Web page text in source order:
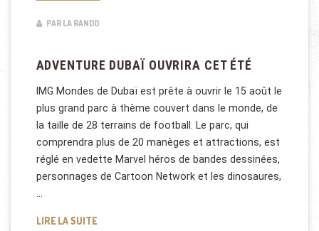
PAR LA RANDO
ADVENTURE DUBAÏ OUVRIRA CET ÉTÉ
IMG Mondes de Dubaï est prête à ouvrir le 15 août le
plus grand parc à thème couvert dans le monde, de
la taille de 28 terrains de football. Le parc, qui
comprendra plus de 20 manèges et attractions, est
réglé en vedette Marvel héros de bandes dessinées,
personnages de Cartoon Network et les dinosaures,
LIRE LA SUITEADVENTURE DUBAÏ OUVRIRA CET ÉTÉ